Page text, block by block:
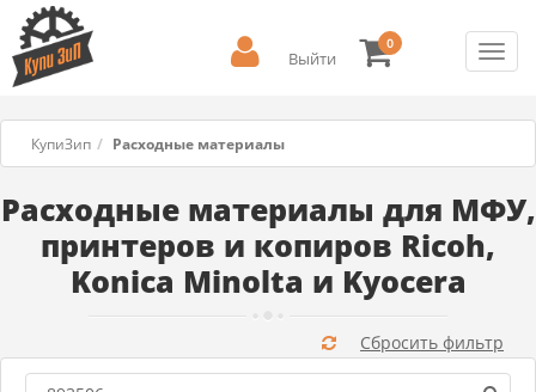
Выйти
0
КупиЗип Расходные материалы
Расходные материалы для МФУ,
принтеров и копиров Ricoh,
Konica Minolta и Kyocera
Сбросить фильтр